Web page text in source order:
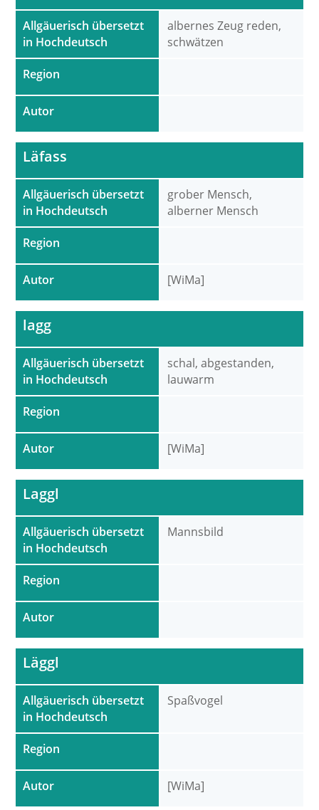
Allgäuerisch übersetzt
in Hochdeutsch
Region
Autor
albernes Zeug reden,
schwätzen
Allgäuerisch übersetzt
in Hochdeutsch
Region
Autor
Läfass
grober Mensch,
alberner Mensch
[WiMa]
Allgäuerisch übersetzt
in Hochdeutsch
Region
Autor
lagg
schal, abgestanden,
lauwarm
[WiMa]
Allgäuerisch übersetzt
in Hochdeutsch
Region
Autor
Laggl
Mannsbild
Allgäuerisch übersetzt
in Hochdeutsch
Region
Autor
Läggl
Spaßvogel
[WiMa]